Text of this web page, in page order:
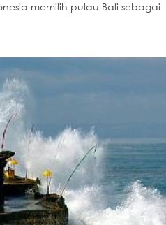
memilih pulau Bali sebagai